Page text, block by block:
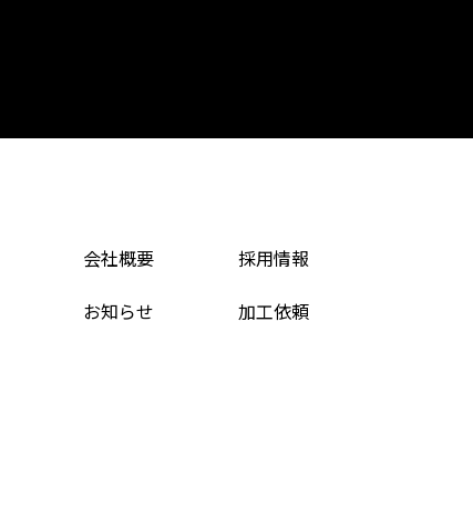
会社概要
採用情報
お知らせ
加工依頼